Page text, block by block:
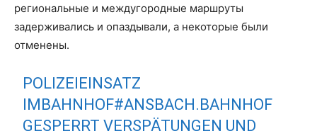
региональные и междугородные маршруты
задерживались и опаздывали, а некоторые были
отменены.
POLIZEIEINSATZ
IMBAHNHOF#ANSBACH.BAHNHOF
GESPERRT VERSPÄTUNGEN UND